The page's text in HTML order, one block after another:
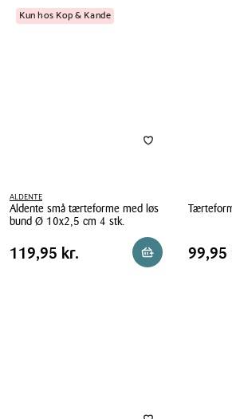
cmKun hos Kop & Kande
ALDENTE
Aldente små tærteforme med løs
bund Ø 10x2,5 cm 4 stk.
Aldente
små
Pris
Pris 119,95 kr.
119,95 kr. Reservér i butik
Trekant
Pris
Pris
99,95